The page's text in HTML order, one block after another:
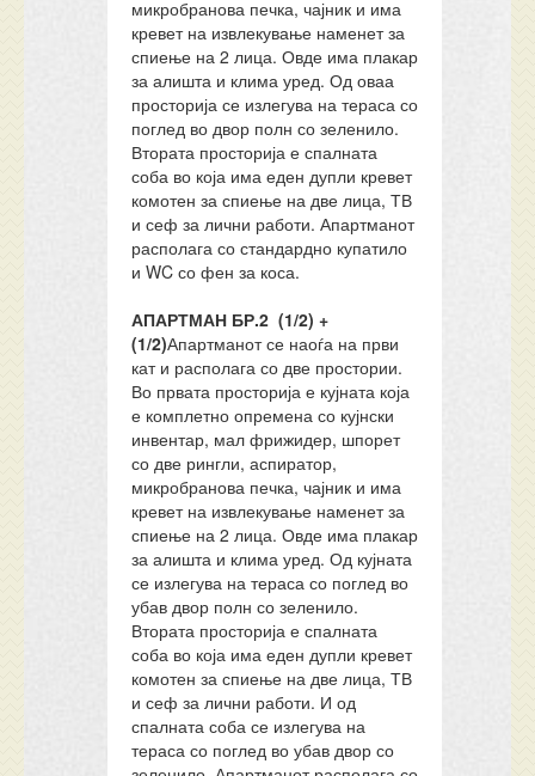
микробранова печка, чајник и има
кревет на извлекување наменет за
спиење на 2 лица. Овде има плакар
за алишта и клима уред. Од оваа
просторија се излегува на тераса со
поглед во двор полн со зеленило.
Втората просторија е спалната
соба во која има еден дупли кревет
комотен за спиење на две лица, ТВ
и сеф за лични работи. Апартманот
располага со стандардно купатило
и WC со фен за коса.
АПАРТМАН БР.2 (1/2) +
(1/2)Апартманот се наоѓа на први
кат и располага со две простории.
Во првата просторија е кујната која
е комплетно опремена со кујнски
инвентар, мал фрижидер, шпорет
со две рингли, аспиратор,
микробранова печка, чајник и има
кревет на извлекување наменет за
спиење на 2 лица. Овде има плакар
за алишта и клима уред. Од кујната
се излегува на тераса со поглед во
убав двор полн со зеленило.
Втората просторија е спалната
соба во која има еден дупли кревет
комотен за спиење на две лица, ТВ
и сеф за лични работи. И од
спалната соба се излегува на
тераса со поглед во убав двор со